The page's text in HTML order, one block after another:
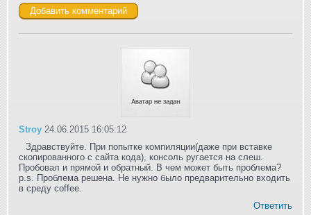
Stroy 24.06.2015 16:05:12
Здравствуйте. При попытке компиляции(даже при вставке
скопированного с сайта кода), консоль ругается на слеш.
Пробовал и прямой и обратный. В чем может быть проблема?
p.s. Проблема решена. Не нужно было предварительно входить
в среду coffee.
Ответить